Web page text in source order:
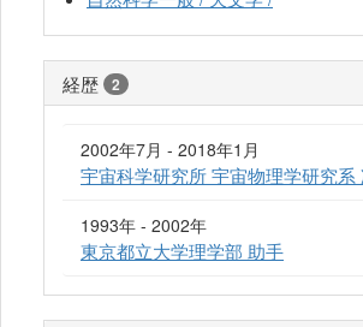
経歴 2
2002年7月 - 2018年1月
宇宙科学研究所 宇宙物理学研究系
1993年 - 2002年
東京都立大学理学部 助手